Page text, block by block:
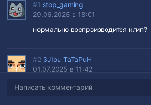
#1 stop_gaming
29.06.2025 в 18:01
нормально воспроизводится клип?
#2 3JIou-TaTaPuH
01.07.2025 в 11:42
#1, Нет вообще пролагивает люто.
Написать комментарий